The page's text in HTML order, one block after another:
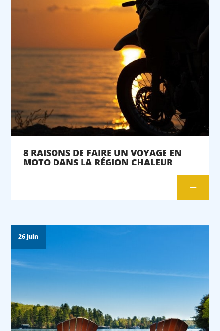
8 RAISONS DE FAIRE UN VOYAGE EN
MOTO DANS LA RÉGION CHALEUR
26 juin